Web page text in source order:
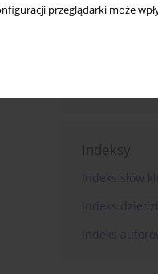
przeglądarki może
media
Bibliometric
and Needs
Indeksy
Indeks słów
Indeks dziedzin
Indeks